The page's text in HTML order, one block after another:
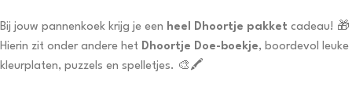
Bij jouw pannenkoek krijg je een heel Dhoortje pakket cadeau! 🎁
Hierin zit onder andere het Dhoortje Doe-boekje, boordevol leuke
kleurplaten, puzzels en spelletjes. 🎨🖍️